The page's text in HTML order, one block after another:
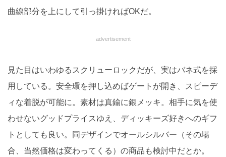
曲線部分を上にして引っ掛ければOKだ。
advertisement
見た目はいわゆるスクリューロックだが、実はバネ式を採
用している。安全環を押し込めばゲートが開き、スピーデ
ィな着脱が可能に。素材は真鍮に銀メッキ。相手に気を使
わせないグッドプライスゆえ、ディッキーズ好きへのギフ
トとしても良い。同デザインでオールシルバー（その場
合、当然価格は変わってくる）の商品も検討中だとか。